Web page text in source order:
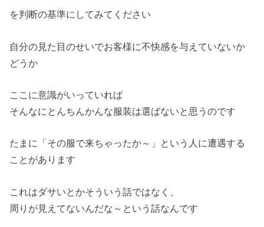
を判断の基準にしてみてください
自分の見た目のせいでお客様に不快感を与えていないか
どうか
ここに意識がいっていれば
そんなにとんちんかんな服装は選ばないと思うのです
たまに「その服で来ちゃったか～」という人に遭遇する
ことがあります
これはダサいとかそういう話ではなく、
周りが見えてないんだな～という話なんです